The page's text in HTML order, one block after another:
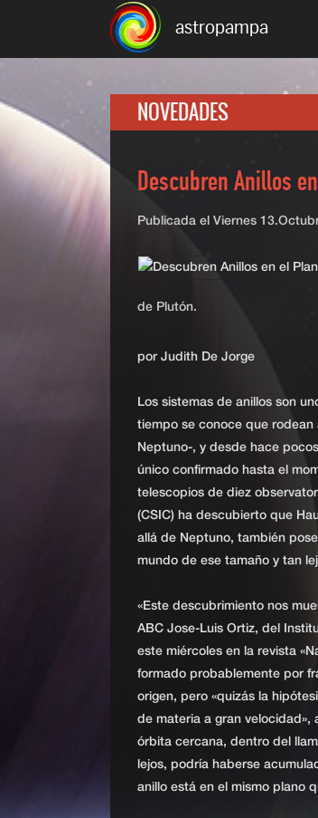
astropampa
NOVEDADES
Descubren Anillos
Publicada el Viernes
de Plutón.
por Judith De Jorge
Los sistemas de anillos son
tiempo se conoce que rodean
Neptuno-, y desde hace
único confirmado hasta el
telescopios de diez
(CSIC) ha descubierto que
allá de Neptuno, también
mundo de ese tamaño y tan
«Este descubrimiento nos
ABC Jose-Luis Ortiz, del
este miércoles en la revista
formado probablemente por
origen, pero «quizás la
de materia a gran velocidad»,
órbita cercana, dentro del
lejos, podría haberse
anillo está en el mismo plano